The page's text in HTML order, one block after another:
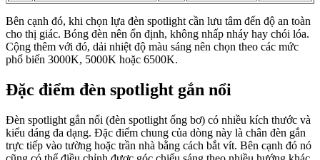
Bên cạnh đó, khi chọn lựa đèn spotlight cần lưu tâm đến độ an toàn
cho thị giác. Bóng đèn nên ổn định, không nhấp nháy hay chói lóa.
Cộng thêm với đó, dải nhiệt độ màu sáng nên chọn theo các mức
phổ biến 3000K, 5000K hoặc 6500K.
Đặc điểm đèn spotlight gắn nổi
Đèn spotlight gắn nổi (đèn spotlight ống bơ) có nhiều kích thước và
kiểu dáng đa dạng. Đặc điểm chung của dòng này là chân đèn gắn
trực tiếp vào tường hoặc trần nhà bằng cách bắt vít. Bên cạnh đó nó